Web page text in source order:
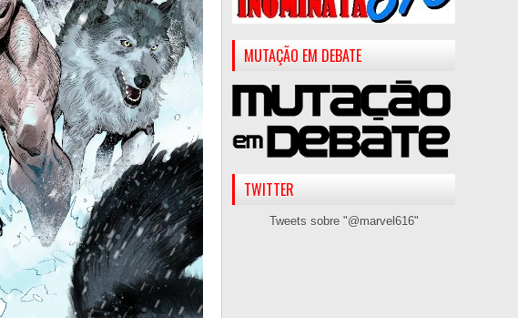
MUTAÇÃO EM DEBATE
TWITTER
Tweets sobre "@marvel616"